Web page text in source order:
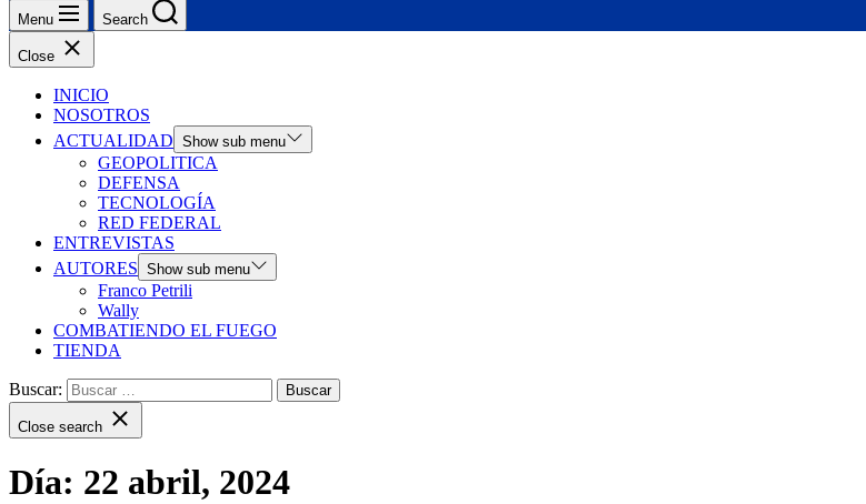
Menu Search
Close
INICIO
NOSOTROS
ACTUALIDAD Show sub menu
GEOPOLITICA
DEFENSA
TECNOLOGÍA
RED FEDERAL
ENTREVISTAS
AUTORES Show sub menu
Franco Petrili
Wally
COMBATIENDO EL FUEGO
TIENDA
Buscar:
Close search
Día: 22 abril, 2024